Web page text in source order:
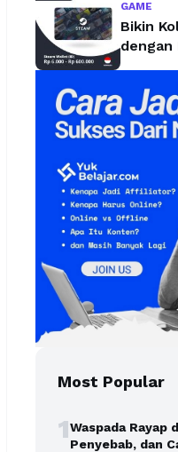
GAME
Bikin
Most Popular
1Waspada Rayap
Penyebab, dan